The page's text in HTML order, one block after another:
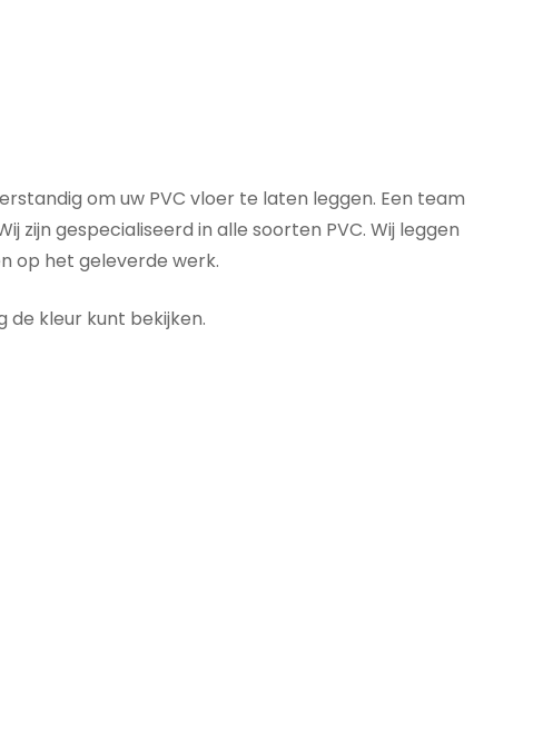
om uw PVC vloer te laten leggen. Een team
gespecialiseerd in alle soorten PVC. Wij leggen
op het geleverde werk.
de kleur kunt bekijken.